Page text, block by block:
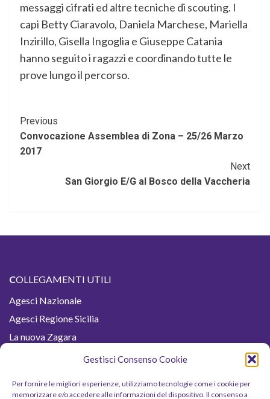
Gestisci Consenso Cookie
Per fornire le migliori esperienze, utilizziamo tecnologie come i cookie per
memorizzare e/o accedere alle informazioni del dispositivo. Il consenso a
messaggi cifrati ed altre tecniche di scouting. I
capi Betty Ciaravolo, Daniela Marchese, Mariella
Inzirillo, Gisella Ingoglia e Giuseppe Catania
hanno seguito i ragazzi e coordinando tutte le
prove lungo il percorso.
Continue
Reading
Previous
Convocazione Assemblea di Zona – 25/26 Marzo
2017
Next
San Giorgio E/G al Bosco della Vaccheria
COLLEGAMENTI UTILI
Agesci Nazionale
Agesci Regione Sicilia
La nuova Zagara
Fiordaliso